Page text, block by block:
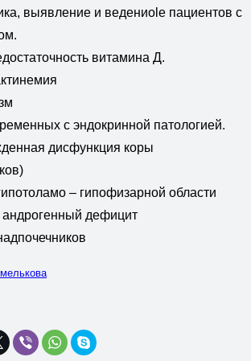
выявление и ведениolе пациентов с
витамина Д.
с эндокринной патологией.
дисфункция коры
– гипофизарной области
андрогенный дефицит